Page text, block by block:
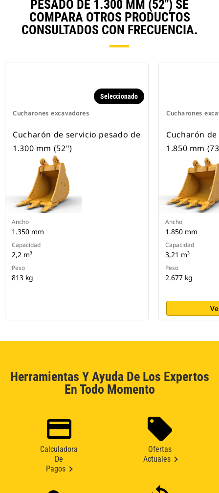
PESADO DE 1.300 MM (52") SE
COMPARA OTROS PRODUCTOS
CONSULTADOS CON FRECUENCIA.
Cucharones excavadores
Seleccionado
Cucharón de servicio pesado de
1.300 mm (52")
Ancho
1.350 mm
Capacidad
2,2 m³
Peso
813 kg
Cucharones
Cucharón
1.850 mm
Ancho
1.850 mm
Capacidad
3,21 m³
Peso
2.677 kg
Herramientas Y Ayuda De Los Expertos
En Todo Momento
Calculadora
De
Pagos
Ofertas
Actuales